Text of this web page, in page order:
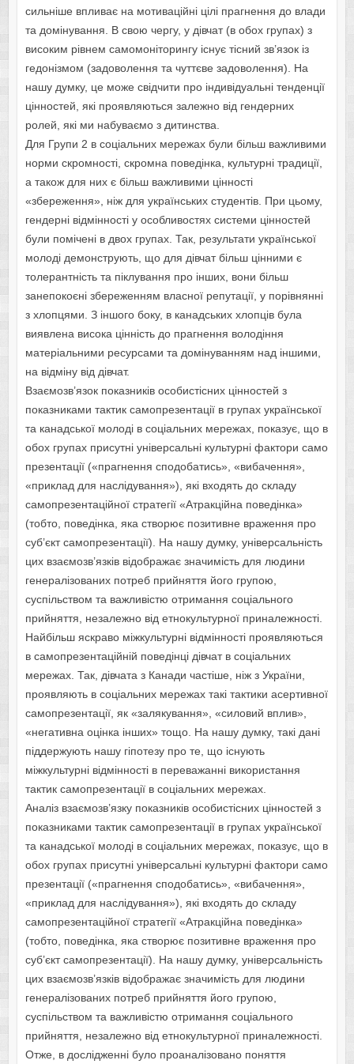
сильніше впливає на мотиваційні цілі прагнення до влади
та домінування. В свою чергу, у дівчат (в обох групах) з
високим рівнем самомоніторингу існує тісний зв’язок із
гедонізмом (задоволення та чуттєве задоволення). На
нашу думку, це може свідчити про індивідуальні тенденції
цінностей, які проявляються залежно від гендерних
ролей, які ми набуваємо з дитинства.
Для Групи 2 в соціальних мережах були більш важливими
норми скромності, скромна поведінка, культурні традиції,
а також для них є більш важливими цінності
«збереження», ніж для українських студентів. При цьому,
гендерні відмінності у особливостях системи цінностей
були помічені в двох групах. Так, результати української
молоді демонструють, що для дівчат більш цінними є
толерантність та піклування про інших, вони більш
занепокоєні збереженням власної репутації, у порівнянні
з хлопцями. З іншого боку, в канадських хлопців була
виявлена висока цінність до прагнення володіння
матеріальними ресурсами та домінуванням над іншими,
на відміну від дівчат.
Взаємозв’язок показників особистісних цінностей з
показниками тактик самопрезентації в групах української
та канадської молоді в соціальних мережах, показує, що в
обох групах присутні універсальні культурні фактори само
презентації («прагнення сподобатись», «вибачення»,
«приклад для наслідування»), які входять до складу
самопрезентаційної стратегії «Атракційна поведінка»
(тобто, поведінка, яка створює позитивне враження про
суб’єкт самопрезентації). На нашу думку, універсальність
цих взаємозв’язків відображає значимість для людини
генералізованих потреб прийняття його групою,
суспільством та важливістю отримання соціального
прийняття, незалежно від етнокультурної приналежності.
Найбільш яскраво міжкультурні відмінності проявляються
в самопрезентаційній поведінці дівчат в соціальних
мережах. Так, дівчата з Канади частіше, ніж з України,
проявляють в соціальних мережах такі тактики асертивної
самопрезентації, як «залякування», «силовий вплив»,
«негативна оцінка інших» тощо. На нашу думку, такі дані
піддержують нашу гіпотезу про те, що існують
міжкультурні відмінності в переважанні використання
тактик самопрезентації в соціальних мережах.
Аналіз взаємозв’язку показників особистісних цінностей з
показниками тактик самопрезентації в групах української
та канадської молоді в соціальних мережах, показує, що в
обох групах присутні універсальні культурні фактори само
презентації («прагнення сподобатись», «вибачення»,
«приклад для наслідування»), які входять до складу
самопрезентаційної стратегії «Атракційна поведінка»
(тобто, поведінка, яка створює позитивне враження про
суб’єкт самопрезентації). На нашу думку, універсальність
цих взаємозв’язків відображає значимість для людини
генералізованих потреб прийняття його групою,
суспільством та важливістю отримання соціального
прийняття, незалежно від етнокультурної приналежності.
Отже, в дослідженні було проаналізовано поняття